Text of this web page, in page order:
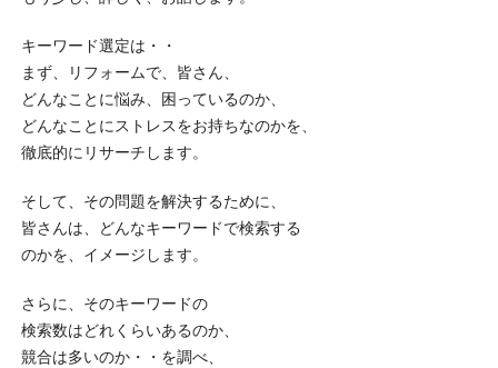
キーワード選定は・・
まず、リフォームで、皆さん、
どんなことに悩み、困っているのか、
どんなことにストレスをお持ちなのかを、
徹底的にリサーチします。
そして、その問題を解決するために、
皆さんは、どんなキーワードで検索する
のかを、イメージします。
さらに、そのキーワードの
検索数はどれくらいあるのか、
競合は多いのか・・を調べ、